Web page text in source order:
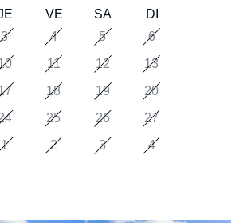
VE SA
DI
3 4 5
6
11 12
13
18 19
20
25 26
27
1 2 3 4